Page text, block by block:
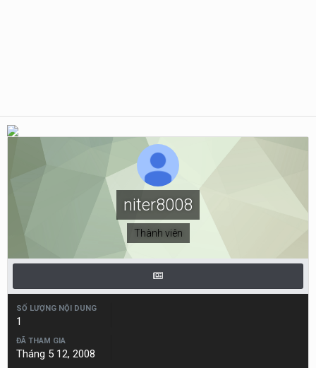
niter8008
Thành viên
SỐ LƯỢNG NỘI DUNG
1
ĐÃ THAM GIA
Tháng 5 12, 2008